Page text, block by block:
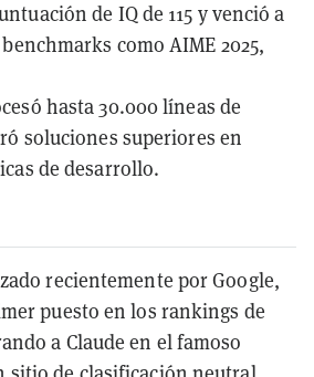
de IQ de 115 y venció a
como AIME 2025,
hasta 30.000 líneas de
soluciones superiores en
de desarrollo.
recientemente por Google,
puesto en los rankings de
a Claude en el famoso